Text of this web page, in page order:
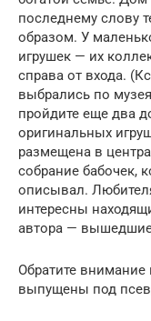
последнему слову
образом. У
игрушек — их
справа от входа.
выбрались по
пройдите еще два
оригинальных
размещена в
собрание бабочек,
описывал.
интересны
автора — вышедшие
Обратите
выпущены под